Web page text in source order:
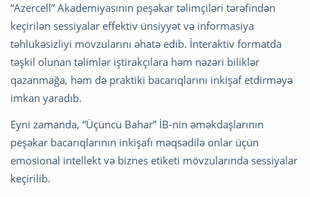
“Azercell” Akademiyasının peşəkar təlimçiləri tərəfindən
keçirilən sessiyalar effektiv ünsiyyət və informasiya
təhlükəsizliyi mövzularını əhatə edib. İnteraktiv formatda
təşkil olunan təlimlər iştirakçılara həm nəzəri biliklər
qazanmağa, həm də praktiki bacarıqlarını inkişaf etdirməyə
imkan yaradıb.
Eyni zamanda, “Üçüncü Bahar” İB-nin əməkdaşlarının
peşəkar bacarıqlarının inkişafı məqsədilə onlar üçün
emosional intellekt və biznes etiketi mövzularında sessiyalar
keçirilib.